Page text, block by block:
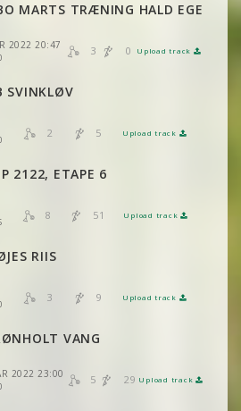
MARTS TRÆNING HALD EGE
2022 20:47 3 0 Upload track
SVINKLØV
2 5 Upload track
2122, ETAPE 6
8 51 Upload track
RIIS
3 9 Upload track
VANG
2022 23:00 5 29 Upload track